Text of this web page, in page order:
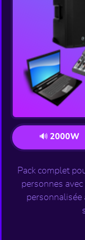
🔊 2000W
Pack complet
personnes
personnalisée